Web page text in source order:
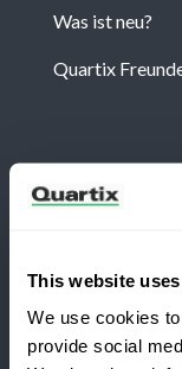
This website
We use cookies
provide social
Was ist neu?
Quartix
Abonnieren